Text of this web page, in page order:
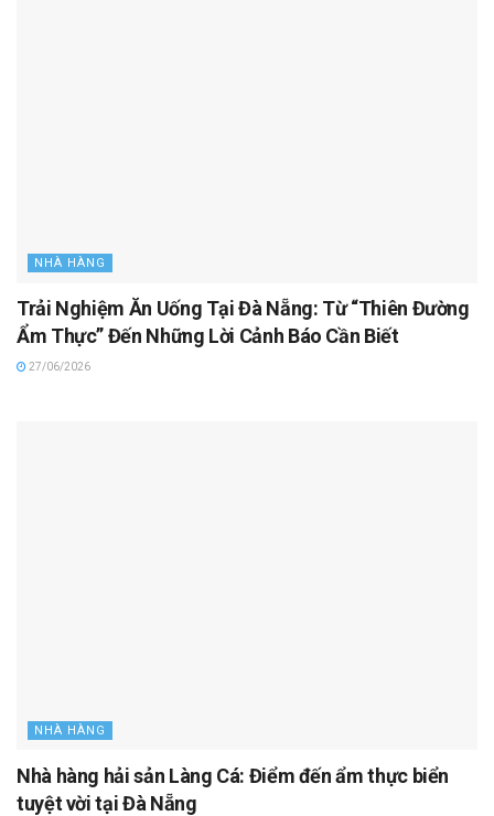
NHÀ HÀNG
Trải Nghiệm Ăn Uống Tại Đà Nẵng: Từ “Thiên Đường
Ẩm Thực” Đến Những Lời Cảnh Báo Cần Biết
27/06/2026
NHÀ HÀNG
Nhà hàng hải sản Làng Cá: Điểm đến ẩm thực biển
tuyệt vời tại Đà Nẵng